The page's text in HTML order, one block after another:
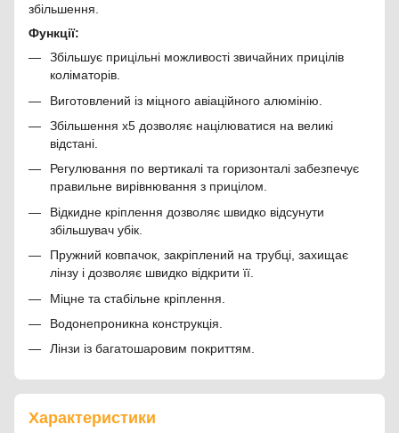
збільшення.
Функції:
Збільшує прицільні можливості звичайних прицілів
коліматорів.
Виготовлений із міцного авіаційного алюмінію.
Збільшення х5 дозволяє націлюватися на великі
відстані.
Регулювання по вертикалі та горизонталі забезпечує
правильне вирівнювання з прицілом.
Відкидне кріплення дозволяє швидко відсунути
збільшувач убік.
Пружний ковпачок, закріплений на трубці, захищає
лінзу і дозволяє швидко відкрити її.
Міцне та стабільне кріплення.
Водонепроникна конструкція.
Лінзи із багатошаровим покриттям.
Характеристики